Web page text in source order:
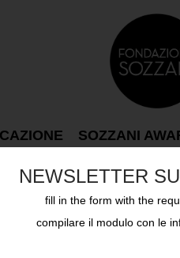
NEWSLETTER
fill in the form with the
compilare il modulo con le
SOZZANI